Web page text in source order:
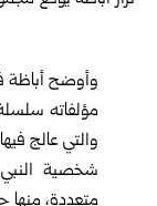
وأوضح أباظة
مؤلفاته
والتي عالج
شخصية